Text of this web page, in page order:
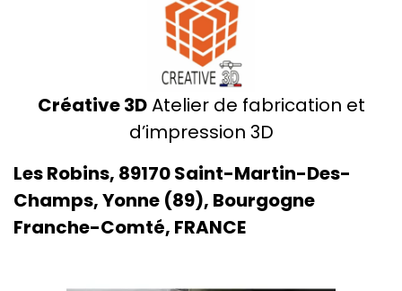
Créative 3DAtelier de fabrication et
d’impression 3D
Les Robins, 89170 Saint-Martin-Des-
Champs, Yonne (89), Bourgogne
Franche-Comté, FRANCE